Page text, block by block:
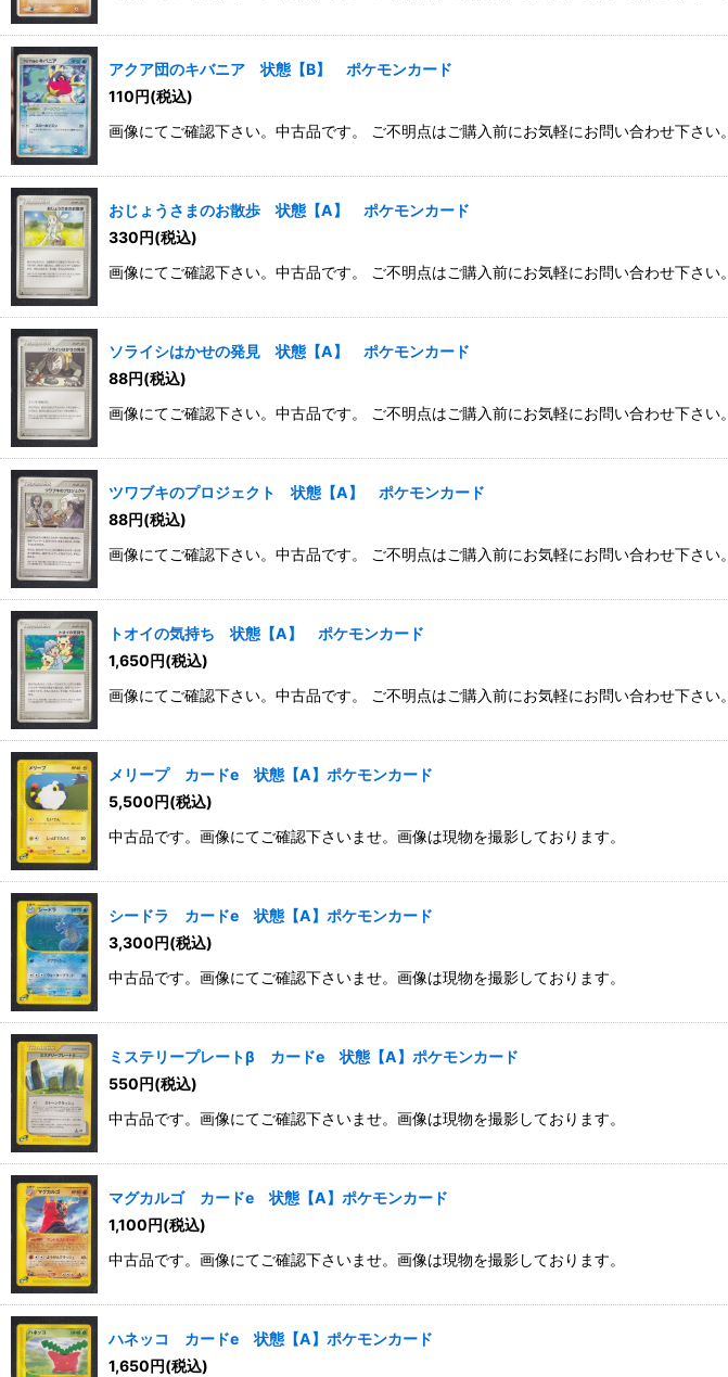
アクア団のキバニア 状態【B】 ポケモンカード
110円(税込)
画像にてご確認下さい。中古品です。 ご不明点はご購入前にお気軽にお問い合わせ下さい。
おじょうさまのお散歩 状態【A】 ポケモンカード
330円(税込)
画像にてご確認下さい。中古品です。 ご不明点はご購入前にお気軽にお問い合わせ下さい。
ソライシはかせの発見 状態【A】 ポケモンカード
88円(税込)
画像にてご確認下さい。中古品です。 ご不明点はご購入前にお気軽にお問い合わせ下さい。
ツワブキのプロジェクト 状態【A】 ポケモンカード
88円(税込)
画像にてご確認下さい。中古品です。 ご不明点はご購入前にお気軽にお問い合わせ下さい。
トオイの気持ち 状態【A】 ポケモンカード
1,650円(税込)
画像にてご確認下さい。中古品です。 ご不明点はご購入前にお気軽にお問い合わせ下さい。
メリープ カードe 状態【A】ポケモンカード
5,500円(税込)
中古品です。画像にてご確認下さいませ。画像は現物を撮影しております。
シードラ カードe 状態【A】ポケモンカード
3,300円(税込)
中古品です。画像にてご確認下さいませ。画像は現物を撮影しております。
ミステリープレートβ カードe 状態【A】ポケモンカード
550円(税込)
中古品です。画像にてご確認下さいませ。画像は現物を撮影しております。
マグカルゴ カードe 状態【A】ポケモンカード
1,100円(税込)
中古品です。画像にてご確認下さいませ。画像は現物を撮影しております。
ハネッコ カードe 状態【A】ポケモンカード
1,650円(税込)